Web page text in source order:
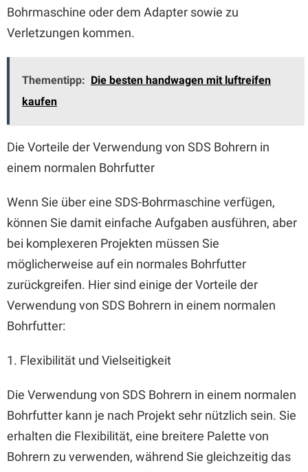
Bohrmaschine oder dem Adapter sowie zu
Verletzungen kommen.
Thementipp: Die besten handwagen mit luftreifen
kaufen
Die Vorteile der Verwendung von SDS Bohrern in
einem normalen Bohrfutter
Wenn Sie über eine SDS-Bohrmaschine verfügen,
können Sie damit einfache Aufgaben ausführen, aber
bei komplexeren Projekten müssen Sie
möglicherweise auf ein normales Bohrfutter
zurückgreifen. Hier sind einige der Vorteile der
Verwendung von SDS Bohrern in einem normalen
Bohrfutter:
1. Flexibilität und Vielseitigkeit
Die Verwendung von SDS Bohrern in einem normalen
Bohrfutter kann je nach Projekt sehr nützlich sein. Sie
erhalten die Flexibilität, eine breitere Palette von
Bohrern zu verwenden, während Sie gleichzeitig das